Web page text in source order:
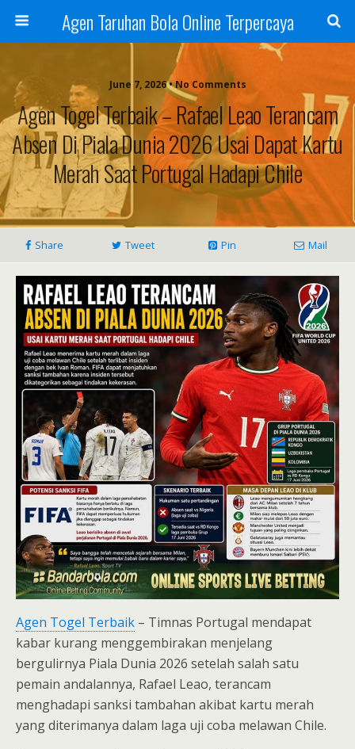
Agen Taruhan Bola Online Terpercaya
June 7, 2026 • No Comments
Agen Togel Terbaik – Rafael Leao Terancam
Absen Di Piala Dunia 2026 Usai Dapat Kartu
Merah Saat Portugal Hadapi Chile
Share Tweet Pin Mail
Agen Togel Terbaik – Timnas Portugal mendapat
kabar kurang menggembirakan menjelang
bergulirnya Piala Dunia 2026 setelah salah satu
pemain andalannya, Rafael Leao, terancam
menghadapi sanksi tambahan akibat kartu merah
yang diterimanya dalam laga uji coba melawan Chile.